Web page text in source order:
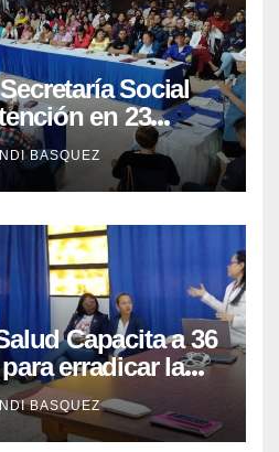
Social
en 23
BASQUEZ
Capacita a 36
erradicar la
Yaracuy
BASQUEZ